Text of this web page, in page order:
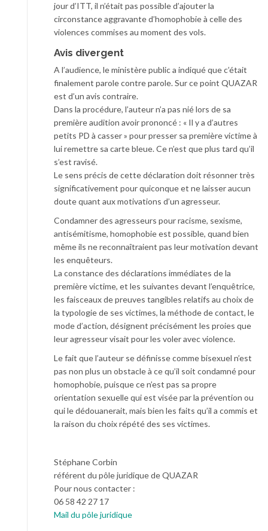
jour d’ITT, il n’était pas possible d’ajouter la
circonstance aggravante d’homophobie à celle des
violences commises au moment des vols.
Avis divergent
A l’audience, le ministère public a indiqué que c’était
finalement parole contre parole. Sur ce point QUAZAR
est d’un avis contraire.
Dans la procédure, l’auteur n’a pas nié lors de sa
première audition avoir prononcé : « Il y a d’autres
petits PD à casser » pour presser sa première victime à
lui remettre sa carte bleue. Ce n’est que plus tard qu’il
s’est ravisé.
Le sens précis de cette déclaration doit résonner très
significativement pour quiconque et ne laisser aucun
doute quant aux motivations d’un agresseur.
Condamner des agresseurs pour racisme, sexisme,
antisémitisme, homophobie est possible, quand bien
même ils ne reconnaîtraient pas leur motivation devant
les enquêteurs.
La constance des déclarations immédiates de la
première victime, et les suivantes devant l’enquêtrice,
les faisceaux de preuves tangibles relatifs au choix de
la typologie de ses victimes, la méthode de contact, le
mode d’action, désignent précisément les proies que
leur agresseur visait pour les voler avec violence.
Le fait que l’auteur se définisse comme bisexuel n’est
pas non plus un obstacle à ce qu’il soit condamné pour
homophobie, puisque ce n’est pas sa propre
orientation sexuelle qui est visée par la prévention ou
qui le dédouanerait, mais bien les faits qu’il a commis et
la raison du choix répété des ses victimes.
Stéphane Corbin
référent du pôle juridique de QUAZAR
Pour nous contacter :
06 58 42 27 17
Mail du pôle juridique